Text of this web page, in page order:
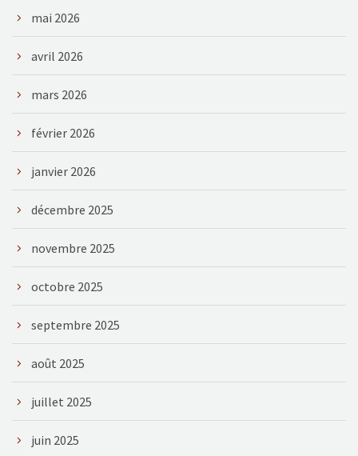
mai 2026
avril 2026
mars 2026
février 2026
janvier 2026
décembre 2025
novembre 2025
octobre 2025
septembre 2025
août 2025
juillet 2025
juin 2025